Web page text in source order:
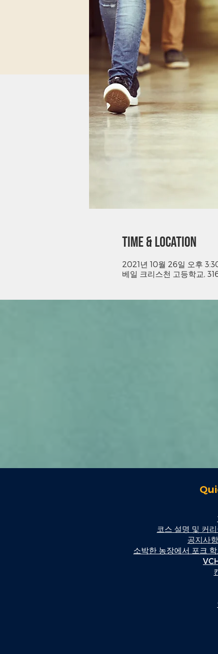
Time & Location
2021년 10월 26일 오후
베일 크리스천 고등학교,
코스 설명 및 커
공지사
소박한 농장에서 포크